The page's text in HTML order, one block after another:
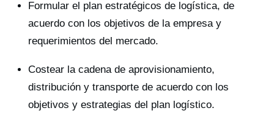
Formular el plan estratégicos de logística, de
acuerdo con los objetivos de la empresa y
requerimientos del mercado.
Costear la cadena de aprovisionamiento,
distribución y transporte de acuerdo con los
objetivos y estrategias del plan logístico.